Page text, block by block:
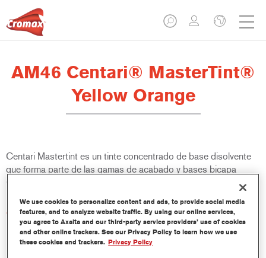
AM46 Centari® MasterTint®
Yellow Orange
Centari Mastertint es un tinte concentrado de base disolvente
que forma parte de las gamas de acabado y bases bicapa
Centari.
Características del producto
Sistema de pintado de base disolvente, único por su
versatilidad y facilidad de uso.
We use cookies to personalize content and ads, to provide social media
features, and to analyze website traffic. By using our online services,
you agree to Axalta and our third-party service providers’ use of cookies
and other online trackers. See our Privacy Policy to learn how we use
these cookies and trackers. Privacy Policy